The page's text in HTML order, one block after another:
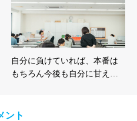
自分に負けていれば、本番は
もちろん今後も自分に甘え…
ント